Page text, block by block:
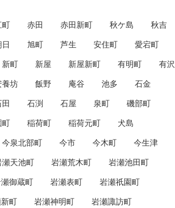
町 赤田 赤田新町 秋ケ島
秋吉
旭町 芦生 安住町
愛宕町
新町 新屋 新屋新町 有明町
有沢
養坊 飯野 庵谷 池多
石金
石渕 石屋 泉町
磯部町
町 稲荷町 稲荷元町
犬島
今泉北部町 今市 今木町
今生津
瀬天池町 岩瀬荒木町
岩瀬池田町
御蔵町 岩瀬表町
岩瀬祇園町
町 岩瀬神明町
岩瀬諏訪町